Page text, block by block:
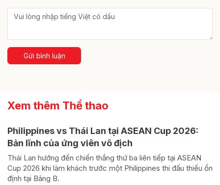
Gửi bình luận
Xem thêm Thể thao
Philippines vs Thái Lan tại ASEAN Cup 2026:
Bản lĩnh của ứng viên vô địch
Thái Lan hướng đến chiến thắng thứ ba liên tiếp tại ASEAN
Cup 2026 khi làm khách trước một Philippines thi đấu thiếu ổn
định tại Bảng B.